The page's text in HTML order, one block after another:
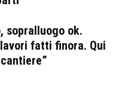
sopralluogo ok.
fatti finora. Qui